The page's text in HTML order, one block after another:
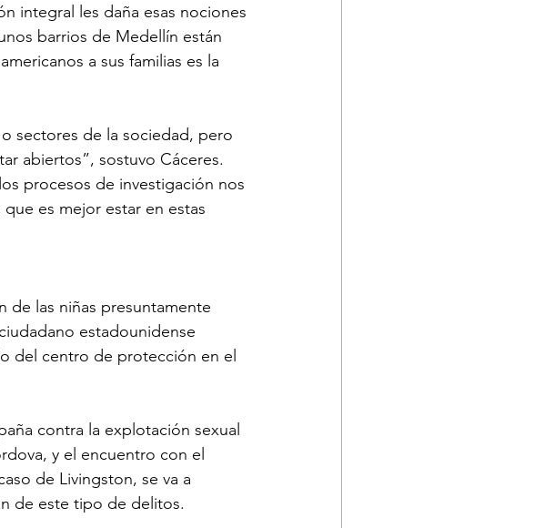
integral les daña esas nociones
barrios de Medellín están
a sus familias es la
sectores de la sociedad, pero
abiertos”, sostuvo Cáceres.
procesos de investigación nos
es mejor estar en estas
de las niñas presuntamente
estadounidense
del centro de protección en el
contra la explotación sexual
y el encuentro con el
de Livingston, se va a
de este tipo de delitos.